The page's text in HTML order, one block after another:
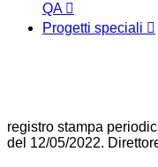
QA
Progetti speciali
registro stampa
del 12/05/2022.